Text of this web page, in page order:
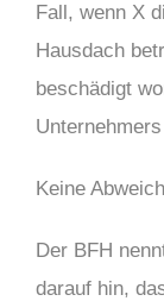
Fall, wenn X
Hausdach
beschädigt
Keine
Der BFH
darauf hin,